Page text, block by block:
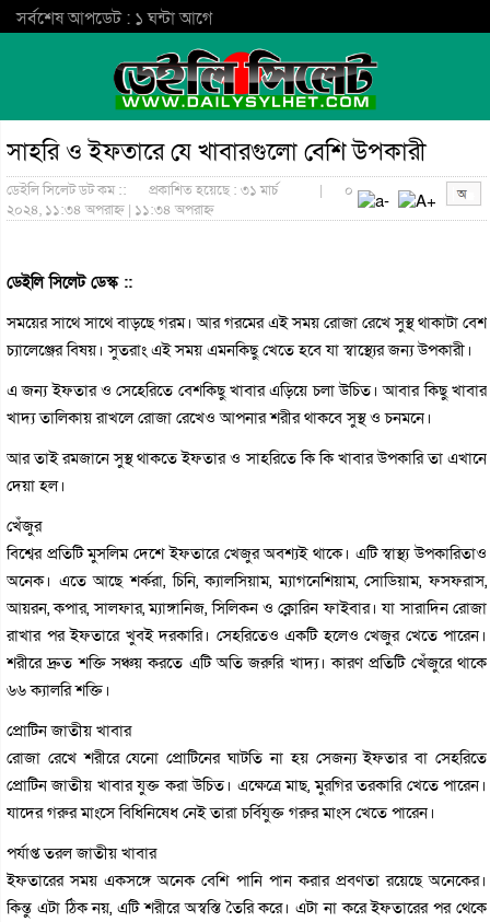
সর্বশেষ আপডেট : ১ ঘন্টা আগে
সাহরি ও ইফতারে যে খাবারগুলো বেশি উপকারী
ডেইলি সিলেট ডট কম ::
প্রকাশিত হয়েছে : ৩১ মার্চ
২০২৪, ১১:৩৪ অপরাহ্ন | ১১:৩৪ অপরাহ্ন
| ০
ডেইলি সিলেট ডেস্ক ::
সময়ের সাথে সাথে বাড়ছে গরম। আর গরমের এই সময় রোজা রেখে সুস্থ থাকাটা বেশ
চ্যালেঞ্জের বিষয়। সুতরাং এই সময় এমনকিছু খেতে হবে যা স্বাস্থ্যের জন্য উপকারী।
এ জন্য ইফতার ও সেহেরিতে বেশকিছু খাবার এড়িয়ে চলা উচিত। আবার কিছু খাবার
খাদ্য তালিকায় রাখলে রোজা রেখেও আপনার শরীর থাকবে সুস্থ ও চনমনে।
আর তাই রমজানে সুস্থ থাকতে ইফতার ও সাহরিতে কি কি খাবার উপকারি তা এখানে
দেয়া হল।
খেঁজুর
বিশ্বের প্রতিটি মুসলিম দেশে ইফতারে খেজুর অবশ্যই থাকে। এটি স্বাস্থ্য উপকারিতাও
অনেক। এতে আছে শর্করা, চিনি, ক্যালসিয়াম, ম্যাগনেশিয়াম, সোডিয়াম, ফসফরাস,
আয়রন, কপার, সালফার, ম্যাঙ্গানিজ, সিলিকন ও ক্লোরিন ফাইবার। যা সারাদিন রোজা
রাখার পর ইফতারে খুবই দরকারি। সেহরিতেও একটি হলেও খেজুর খেতে পারেন।
শরীরে দ্রুত শক্তি সঞ্চয় করতে এটি অতি জরুরি খাদ্য। কারণ প্রতিটি খেঁজুরে থাকে
৬৬ ক্যালরি শক্তি।
প্রোটিন জাতীয় খাবার
রোজা রেখে শরীরে যেনো প্রোটিনের ঘাটতি না হয় সেজন্য ইফতার বা সেহরিতে
প্রোটিন জাতীয় খাবার যুক্ত করা উচিত। এক্ষেত্রে মাছ, মুরগির তরকারি খেতে পারেন।
যাদের গরুর মাংসে বিধিনিষেধ নেই তারা চর্বিযুক্ত গরুর মাংস খেতে পারেন।
পর্যাপ্ত তরল জাতীয় খাবার
ইফতারের সময় একসঙ্গে অনেক বেশি পানি পান করার প্রবণতা রয়েছে অনেকের।
কিন্তু এটা ঠিক নয়, এটি শরীরে অস্বস্তি তৈরি করে। এটা না করে ইফতারের পর থেকে